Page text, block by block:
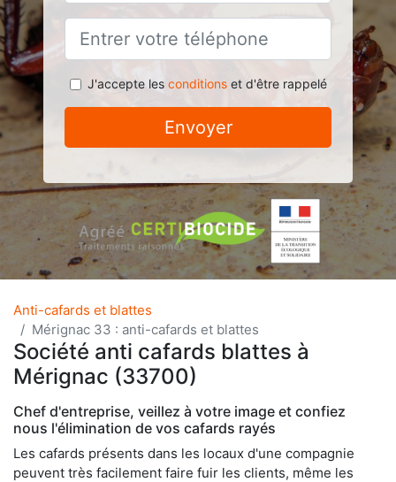
J'accepte les conditionset d'être rappelé
Envoyer
Anti-cafards et blattes
Mérignac 33 : anti-cafards et blattes
Société anti cafards blattes à
Mérignac (33700)
Chef d'entreprise, veillez à votre image et confiez
nous l'élimination de vos cafards rayés
Les cafards présents dans les locaux d'une compagnie
peuvent très facilement faire fuir les clients, même les